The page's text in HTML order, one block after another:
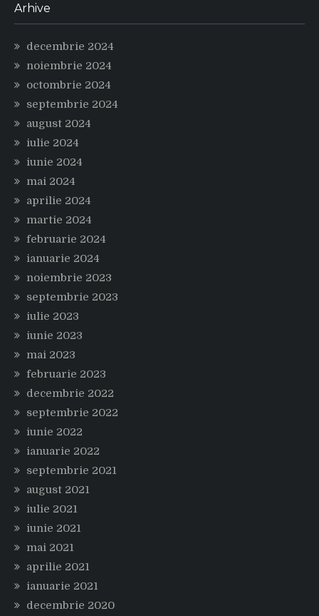
Arhive
decembrie 2024
noiembrie 2024
octombrie 2024
septembrie 2024
august 2024
iulie 2024
iunie 2024
mai 2024
aprilie 2024
martie 2024
februarie 2024
ianuarie 2024
noiembrie 2023
septembrie 2023
iulie 2023
iunie 2023
mai 2023
februarie 2023
decembrie 2022
septembrie 2022
iunie 2022
ianuarie 2022
septembrie 2021
august 2021
iulie 2021
iunie 2021
mai 2021
aprilie 2021
ianuarie 2021
decembrie 2020